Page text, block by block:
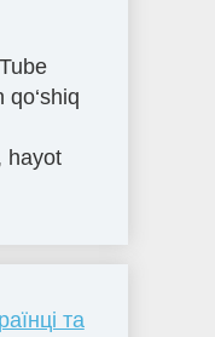
qo‘shiq
hayot
та